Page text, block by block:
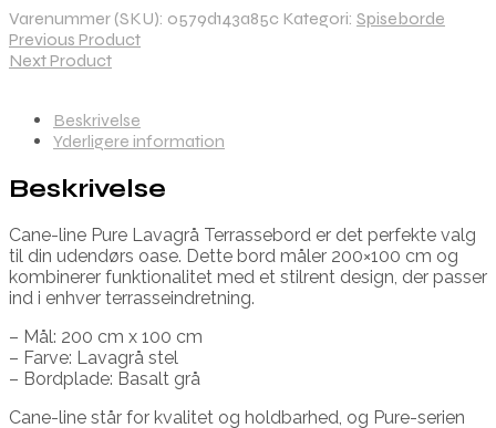
Varenummer (SKU): 0579d143a85c Kategori: Spiseborde
Previous Product
Next Product
Beskrivelse
Yderligere information
Beskrivelse
Cane-line Pure Lavagrå Terrassebord er det perfekte valg
til din udendørs oase. Dette bord måler 200×100 cm og
kombinerer funktionalitet med et stilrent design, der passer
ind i enhver terrasseindretning.
– Mål: 200 cm x 100 cm
– Farve: Lavagrå stel
– Bordplade: Basalt grå
Cane-line står for kvalitet og holdbarhed, og Pure-serien